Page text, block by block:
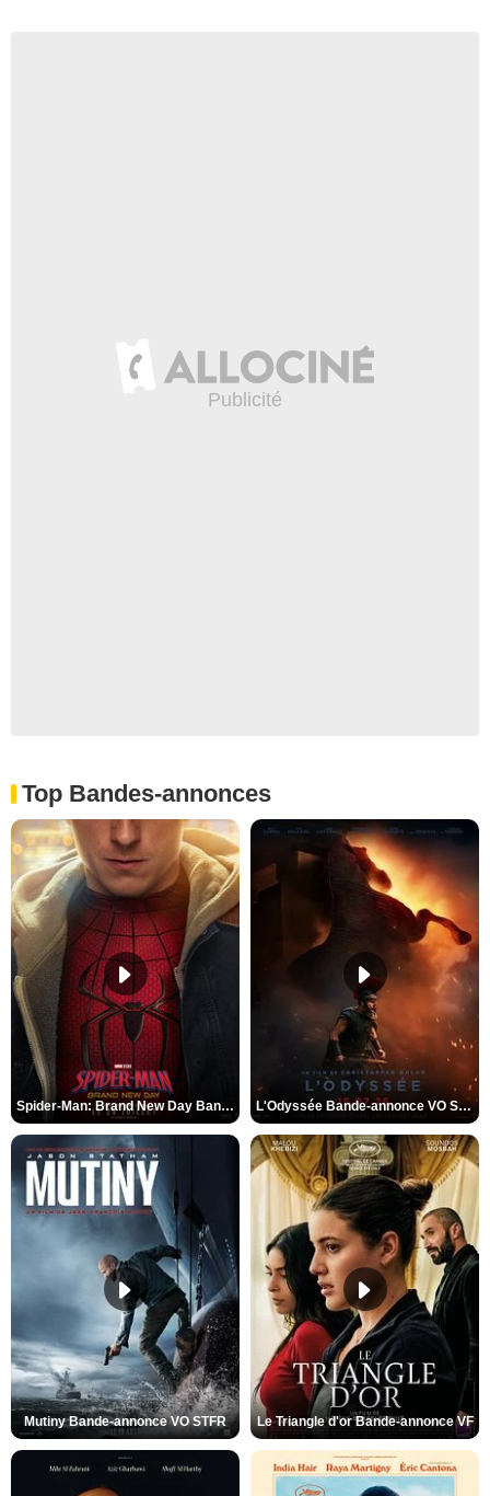
Top Bandes-annonces
Spider-Man: Brand New Day Bande-annonce VO STFR L'Odyssée Bande-annonce VO STFR
Mutiny Bande-annonce VO STFR Le Triangle d'or Bande-annonce VF